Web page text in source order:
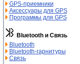
GPS-приемники
Аксессуары для GPS
Программы для GPS
Bluetooth и Связь
Bluetooth
Bluetooth-гарнитуры
Связь